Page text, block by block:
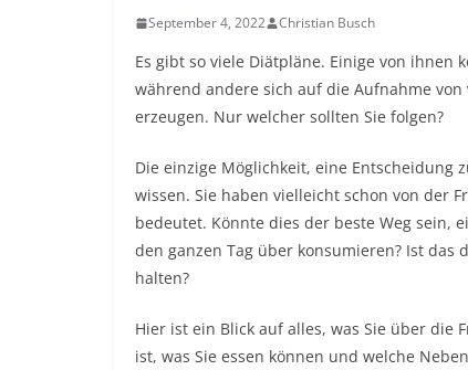
September 4, 2022 Christian Busch
Es gibt so viele Diätpläne. Einige von
während andere sich auf die Aufnahme
erzeugen. Nur welcher sollten Sie folgen?
Die einzige Möglichkeit, eine
wissen. Sie haben vielleicht schon von der
bedeutet. Könnte dies der beste Weg sein,
den ganzen Tag über konsumieren? Ist
halten?
Hier ist ein Blick auf alles, was Sie über die
ist, was Sie essen können und welche